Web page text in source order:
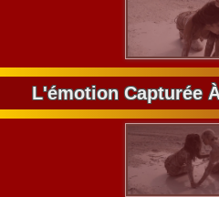
L'émotion Capturée